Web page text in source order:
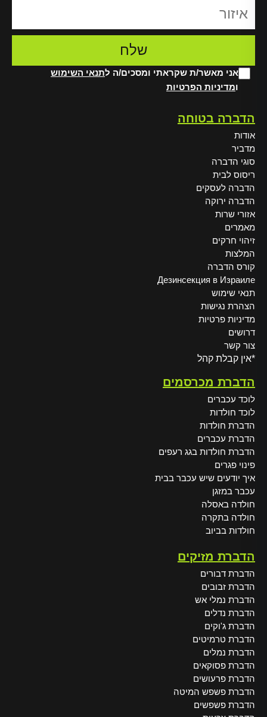
אני מאשר/ת שקראתי ומסכים/ה לתנאי השימוש
ומדיניות הפרטיות
הדברה בטוחה
אודות
מדביר
סוגי הדברה
ריסוס לבית
הדברה לעסקים
הדברה ירוקה
אזורי שרות
מאמרים
זיהוי חרקים
המלצות
קורס הדברה
Дезинсекция в Израиле
תנאי שימוש
הצהרת נגישות
מדיניות פרטיות
דרושים
צור קשר
*אין קבלת קהל
הדברת מכרסמים
לוכד עכברים
לוכד חולדות
הדברת חולדות
הדברת עכברים
הדברת חולדות בגג רעפים
פינוי פגרים
איך יודעים שיש עכבר בבית
עכבר במזגן
חולדה באסלה
חולדה בתקרה
חולדות בביוב
הדברת מזיקים
הדברת דבורים
הדברת זבובים
הדברת נמלי אש
הדברת נדלים
הדברת ג'וקים
הדברת טרמיטים
הדברת נמלים
הדברת פסוקאים
הדברת פרעושים
הדברת פשפש המיטה
הדברת פשפשים